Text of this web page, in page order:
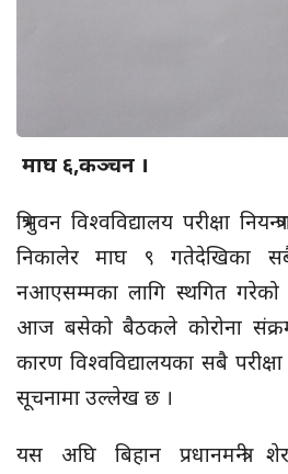
माघ ६,कञ्चन ।
त्रिभुवन विश्वविद्यालय परीक्षा
निकालेर माघ ९ गतेदेखिका
नआएसम्मका लागि स्थगित गरेको
आज बसेको बैठकले कोरोना
कारण विश्वविद्यालयका सबै
सूचनामा उल्लेख छ ।
यस अघि बिहान प्रधानमन्त्री